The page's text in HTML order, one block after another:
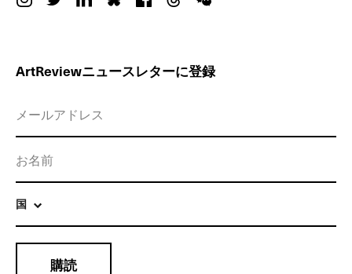
ArtReviewニュースレターに登録
国
購読